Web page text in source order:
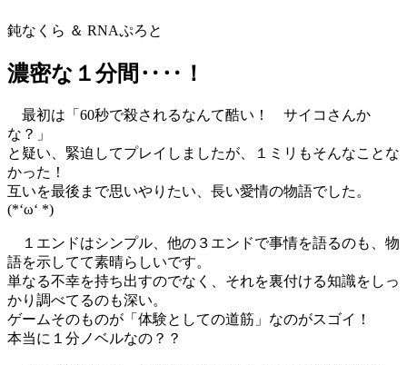
鈍なくら ＆ RNAぷろと
濃密な１分間‥‥！
最初は「60秒で殺されるなんて酷い！ サイコさんか
な？」
と疑い、緊迫してプレイしましたが、１ミリもそんなことな
かった！
互いを最後まで思いやりたい、長い愛情の物語でした。
(*‘ω‘ *)
１エンドはシンプル、他の３エンドで事情を語るのも、物
語を示してて素晴らしいです。
単なる不幸を持ち出すのでなく、それを裏付ける知識をしっ
かり調べてるのも深い。
ゲームそのものが「体験としての道筋」なのがスゴイ！
本当に１分ノベルなの？？